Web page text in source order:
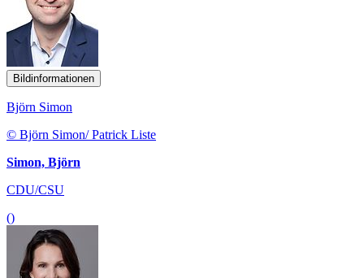
Bildinformationen
Björn Simon
© Björn Simon/ Patrick Liste
Simon, Björn
CDU/CSU
()